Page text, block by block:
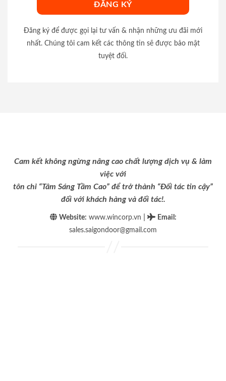
Đăng ký để được gọi lại tư vấn & nhận những ưu đãi mới
nhất. Chúng tôi cam kết các thông tin sẽ được bảo mật
tuyệt đối.
Cam kết không ngừng nâng cao chất lượng dịch vụ & làm
việc với
tôn chỉ “Tâm Sáng Tầm Cao” để trở thành “Đối tác tin cậy”
đối với khách hàng và đối tác!.
Website: www.wincorp.vn Email :
sales.saigondoor@gmail.com